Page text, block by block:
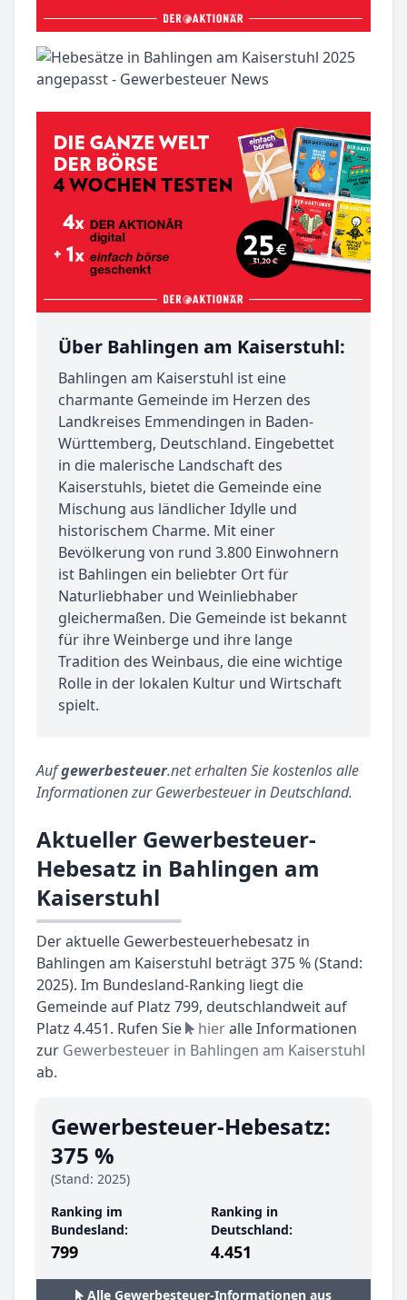
Über Bahlingen am Kaiserstuhl:
Bahlingen am Kaiserstuhl ist eine
charmante Gemeinde im Herzen des
Landkreises Emmendingen in Baden-
Württemberg, Deutschland. Eingebettet
in die malerische Landschaft des
Kaiserstuhls, bietet die Gemeinde eine
Mischung aus ländlicher Idylle und
historischem Charme. Mit einer
Bevölkerung von rund 3.800 Einwohnern
ist Bahlingen ein beliebter Ort für
Naturliebhaber und Weinliebhaber
gleichermaßen. Die Gemeinde ist bekannt
für ihre Weinberge und ihre lange
Tradition des Weinbaus, die eine wichtige
Rolle in der lokalen Kultur und Wirtschaft
spielt.
Aufgewerbesteuer.net erhalten Sie kostenlos alle
Informationen zur Gewerbesteuer in Deutschland.
Aktueller Gewerbesteuer-
Hebesatz in Bahlingen am
Kaiserstuhl
Der aktuelle Gewerbesteuerhebesatz in
Bahlingen am Kaiserstuhl beträgt 375 % (Stand:
2025). Im Bundesland-Ranking liegt die
Gemeinde auf Platz 799, deutschlandweit auf
Platz 4.451. Rufen Sie
hieralle Informationen
zur Gewerbesteuer in Bahlingen am Kaiserstuhl
ab.
Gewerbesteuer-Hebesatz:
375 %
(Stand: 2025)
Ranking im
Bundesland:
799
Ranking in
Deutschland:
4.451
Alle Gewerbesteuer-Informationen aus